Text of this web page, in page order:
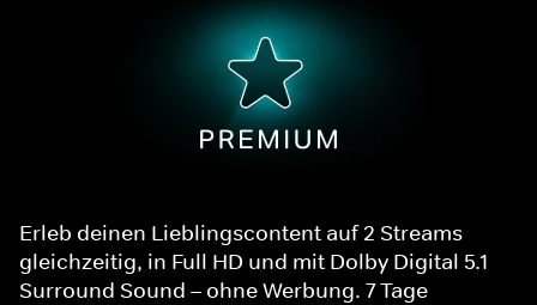
Erleb deinen Lieblingscontent auf 2 Streams
gleichzeitig, in Full HD und mit Dolby Digital 5.1
Surround Sound – ohne Werbung. 7 Tage